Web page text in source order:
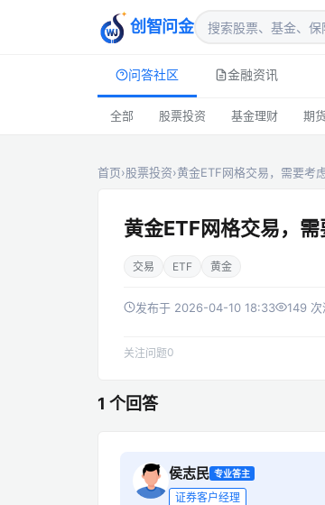
创智问金
问答社区 金融资讯
全部 股票投资 基金理财 期
首页›股票投资›黄金ETF网格交易，需要考
黄金ETF网格交易，
交易 ETF 黄金
发布于 2026-04-10 18:33 149 次
关注问题0
1 个回答
侯志民 专业答主
证券客户经理